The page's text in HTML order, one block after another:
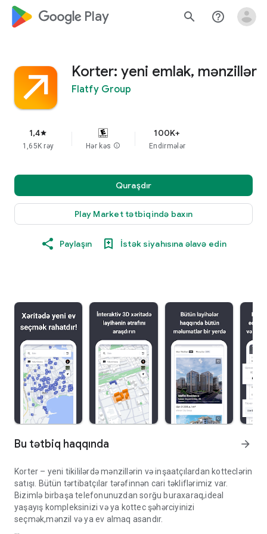
google_logo Play search help_outline
Korter: yeni emlak, mənzillər
Flatfy Group
1,4star
1,65K rəy Hər kəs info
100K+
Endirmələr
Quraşdır
Play Market tətbiqində baxın
Paylaşın İstək siyahısına əlavə edin
Bu tətbiq haqqında arrow_forward
Korter – yeni tikililərdə mənzillərin və inşaatçılardan kotteclərin
satışı. Bütün tərtibatçılar tərəfinnən cari təkliflərimiz var.
Bizimlə birbaşa telefonunuzdan sorğu buraxaraq,ideal
yaşayış kompleksinizi və ya kottec şəhərciyinizi
seçmək,mənzil və ya ev almaq asandır.